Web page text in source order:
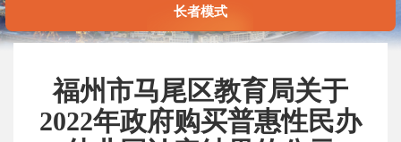
长者模式
福州市马尾区教育局关于
2022年政府购买普惠性民办